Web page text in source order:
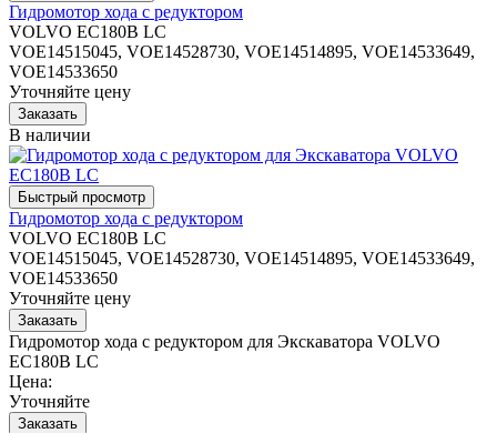
Гидромотор хода с редуктором
VOLVO EC180B LC
VOE14515045, VOE14528730, VOE14514895, VOE14533649,
VOE14533650
Уточняйте цену
В наличии
Гидромотор хода с редуктором
VOLVO EC180B LC
VOE14515045, VOE14528730, VOE14514895, VOE14533649,
VOE14533650
Уточняйте цену
Гидромотор хода с редуктором для Экскаватора VOLVO
EC180B LC
Цена:
Уточняйте